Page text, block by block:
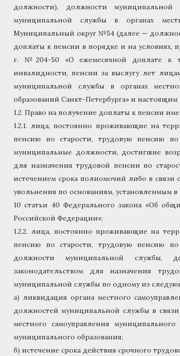
должности), должности
муниципальной службы в органах
Муниципальный округ №54 (далее —
доплаты к пенсии в порядке и на условиях,
г. №204-50 «О ежемесячной доплате к
инвалидности, пенсии за выслугу лет
муниципальной службы в органах
образований Санкт-Петербурга» и
1.2. Право на получение доплаты к пенсии
1.2.1. лица, постоянно проживающие на
пенсию по старости, трудовую пенсию
муниципальные должности, достигшие
для назначения трудовой пенсии по
истечением срока полномочий либо в
увольнения по основаниям, установленным в
10 статьи 40 Федерального закона «Об
Российской Федерации»;
1.2.2. лица, постоянно проживающие на
пенсию по старости, трудовую пенсию
должности муниципальной службы,
законодательством для назначения
муниципальной службы по одному из
а) ликвидация органа местного
должностей муниципальной службы в
местного самоуправления
муниципального образования;
б) истечение срока действия срочного